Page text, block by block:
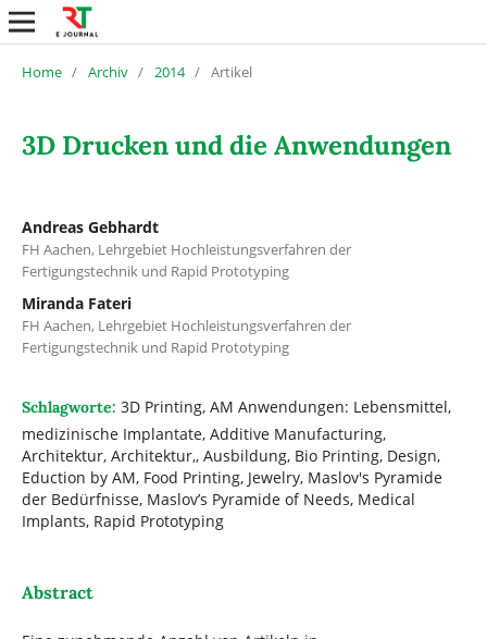
Home / Archiv / 2014 / Artikel
3D Drucken und die Anwendungen
Andreas Gebhardt
FH Aachen, Lehrgebiet Hochleistungsverfahren der
Fertigungstechnik und Rapid Prototyping
Miranda Fateri
FH Aachen, Lehrgebiet Hochleistungsverfahren der
Fertigungstechnik und Rapid Prototyping
Schlagworte: 3D Printing, AM Anwendungen: Lebensmittel,
medizinische Implantate, Additive Manufacturing,
Architektur, Architektur,, Ausbildung, Bio Printing, Design,
Eduction by AM, Food Printing, Jewelry, Maslov's Pyramide
der Bedürfnisse, Maslov’s Pyramide of Needs, Medical
Implants, Rapid Prototyping
Abstract